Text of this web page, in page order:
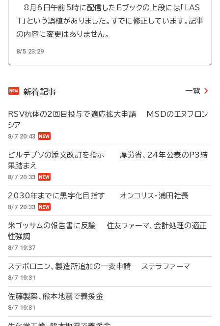
8月6日午前5時に配信したEブックの上段には「LAS
T」という誤植がありました。すでに修正しています。記事
の内容に変更はありません。
8/5 23:29
新着記事 一覧
RSV抗体の2回目投与で適応拡大申請 MSDのエヌフロン
シア
8/7 20:43
ビルテプソの添文改訂を指示 厚労省、24年公表のP3結
果踏まえ
8/7 20:33
2030年までに黒字化目指す オンコリス・浦田社長
8/7 20:33
米ゴッサムの報告書に反論 住友ファーマ、会計処理の適正
性強調
8/7 19:37
ステボロニン、製造所追加の一変申請 ステラファーマ
8/7 19:31
佐藤製薬、熊本地震で義援金
8/7 19:31